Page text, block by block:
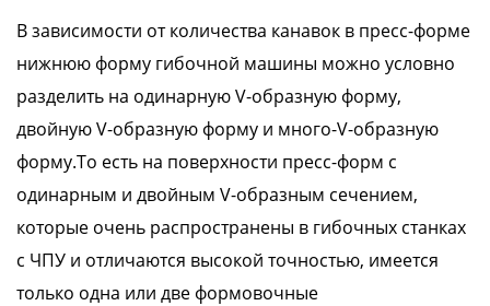
В зависимости от количества канавок в пресс-форме
нижнюю форму гибочной машины можно условно
разделить на одинарную V-образную форму,
двойную V-образную форму и много-V-образную
форму.То есть на поверхности пресс-форм с
одинарным и двойным V-образным сечением,
которые очень распространены в гибочных станках
с ЧПУ и отличаются высокой точностью, имеется
только одна или две формовочные